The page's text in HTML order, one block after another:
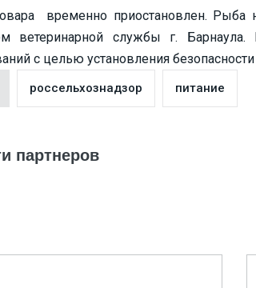
временно приостановлен. Рыба
ветеринарной службы г.
с целью установления
россельхознадзор питание
партнеров